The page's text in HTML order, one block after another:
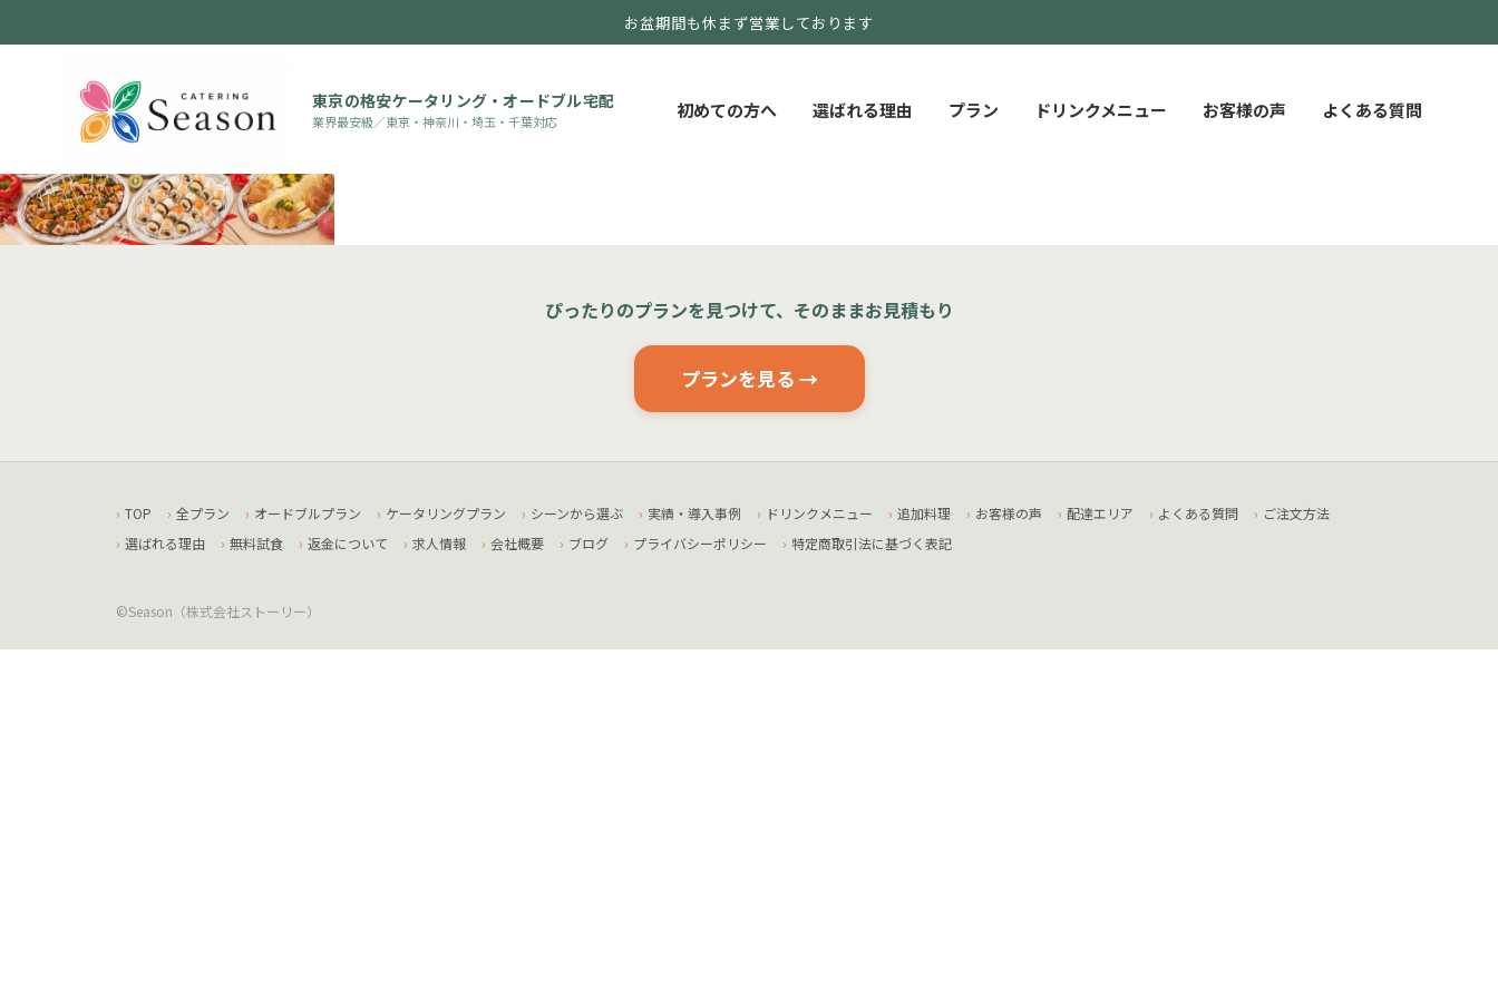
お盆期間も休まず営業しております
東京の格安ケータリング・オードブル宅配
業界最安級／東京・神奈川・埼玉・千葉対応 初めての方へ 選ばれる理由 プラン ドリンクメニュー お客様の声 よくある質問
ぴったりのプランを見つけて、そのままお見積もり
プランを見る →
TOP 全プラン オードブルプラン ケータリングプラン シーンから選ぶ 実績・導入事例 ドリンクメニュー 追加料理 お客様の声 配達エリア よくある質問
ご注文方法
選ばれる理由
無料試食 返金について 求人情報 会社概要 ブログ プライバシーポリシー 特定商取引法に基づく表記
©Season（株式会社ストーリー）